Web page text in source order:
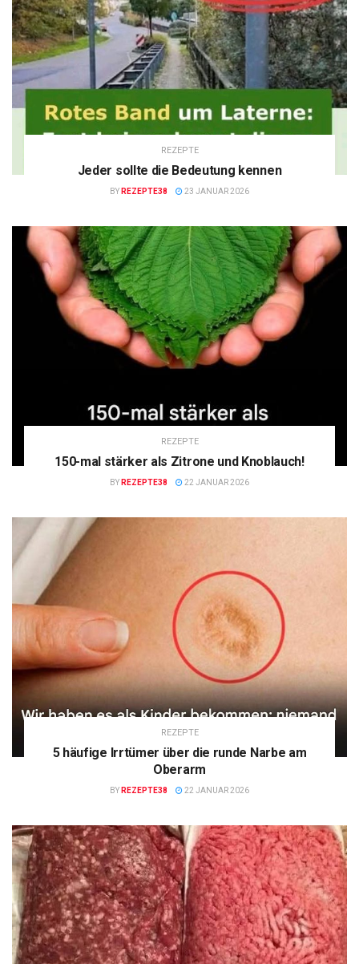
REZEPTE
Jeder sollte die Bedeutung kennen
BY REZEPTE38 23 JANUAR 2026
REZEPTE
150-mal stärker als Zitrone und Knoblauch!
BY REZEPTE38 22 JANUAR 2026
REZEPTE
5 häufige Irrtümer über die runde Narbe am
Oberarm
BY REZEPTE38 22 JANUAR 2026